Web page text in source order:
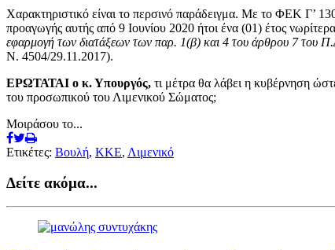
Χαρακτηριστικό είναι το περσινό παράδειγμα. Με το ΦΕΚ Γ’
προαγωγής αυτής από 9 Ιουνίου 2020 ήτοι ένα (01) έτος
εφαρμογή των διατάξεων των παρ. 1(β) και 4 του άρθρου 7 του
Ν. 4504/29.11.2017).
ΕΡΩΤΑΤΑΙ ο κ. Υπουργός, τι μέτρα θα λάβει η κυβέρνηση
του προσωπικού του Λιμενικού Σώματος;
Μοιράσου το...
Ετικέτες: Βουλή, ΚΚΕ, Λιμενικό
Δείτε ακόμα...